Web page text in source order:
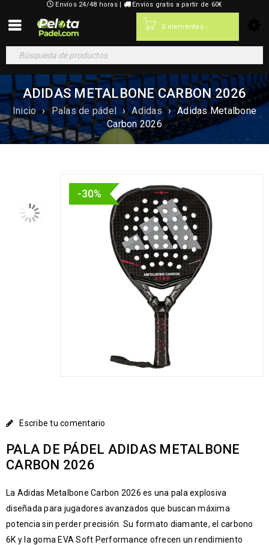
Envíos 24/48 horas | Envíos gratis a partir de 60€
0 elementos -
ADIDAS METALBONE CARBON 2026
Inicio › Palas de pádel › Adidas › Adidas Metalbone
Carbon 2026
-30%
Escribe tu comentario
PALA DE PÁDEL ADIDAS METALBONE
CARBON 2026
La Adidas Metalbone Carbon 2026 es una pala explosiva
diseñada para jugadores avanzados que buscan máxima
potencia sin perder precisión. Su formato diamante, el carbono
6K y la goma EVA Soft Performance ofrecen un rendimiento